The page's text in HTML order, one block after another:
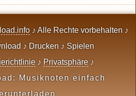
♪ Alle Rechte vorbehalten ♪
♪ Drucken ♪ Spielen
♪ Privatsphäre ♪
Musiknoten einfach